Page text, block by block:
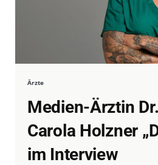
Ärzte
Medien-Ärztin
Carola Holzner
im Interview